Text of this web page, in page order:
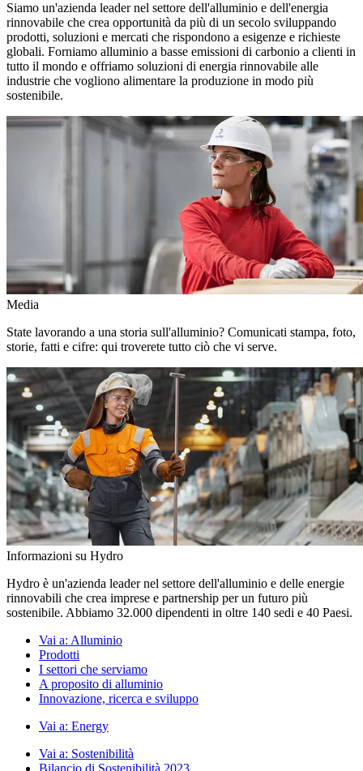
Siamo un'azienda leader nel settore dell'alluminio e dell'energia
rinnovabile che crea opportunità da più di un secolo sviluppando
prodotti, soluzioni e mercati che rispondono a esigenze e richieste
globali. Forniamo alluminio a basse emissioni di carbonio a clienti in
tutto il mondo e offriamo soluzioni di energia rinnovabile alle
industrie che vogliono alimentare la produzione in modo più
sostenibile.
Media
State lavorando a una storia sull'alluminio? Comunicati stampa, foto,
storie, fatti e cifre: qui troverete tutto ciò che vi serve.
Informazioni su Hydro
Hydro è un'azienda leader nel settore dell'alluminio e delle energie
rinnovabili che crea imprese e partnership per un futuro più
sostenibile. Abbiamo 32.000 dipendenti in oltre 140 sedi e 40 Paesi.
Vai a: Alluminio
Prodotti
I settori che serviamo
A proposito di alluminio
Innovazione, ricerca e sviluppo
Vai a: Energy
Vai a: Sostenibilità
Bilancio di Sostenibilità 2023